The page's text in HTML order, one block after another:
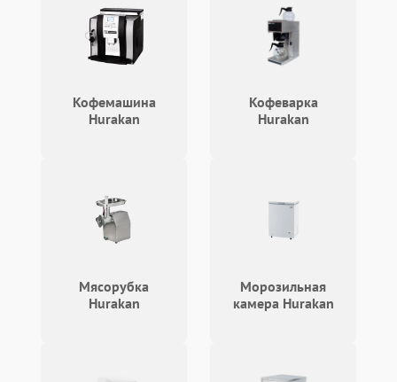
Кофемашина
Hurakan
Кофеварка
Hurakan
Мясорубка
Hurakan
Морозильная
камера Hurakan